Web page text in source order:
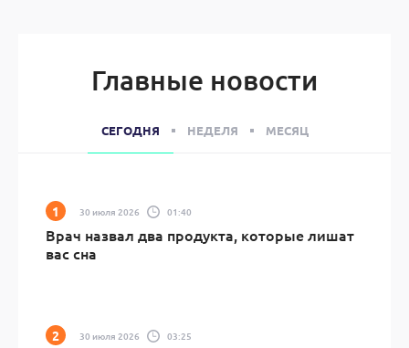
Главные новости
СЕГОДНЯ НЕДЕЛЯ МЕСЯЦ
30 июля 2026 01:40
Врач назвал два продукта, которые лишат
вас сна
30 июля 2026 03:25